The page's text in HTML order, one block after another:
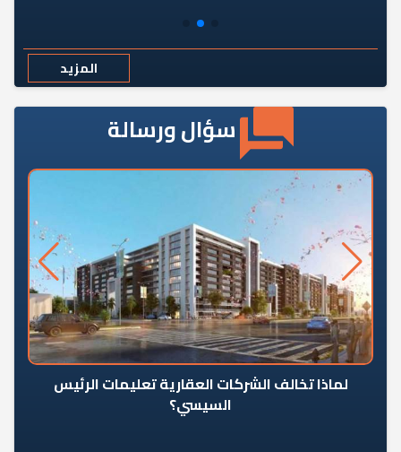
المزيد
سؤال ورسالة
لماذا تخالف الشركات العقارية تعليمات الرئيس
السيسي؟